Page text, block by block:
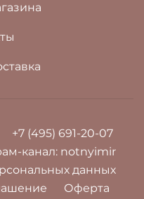
+7 (495) 691-20-07
канал: notnyimir
данных
Оферта